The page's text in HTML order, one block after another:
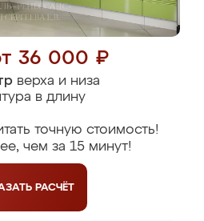
36 000 ₽
верха и низа
в длину
точную стоимость!
чем за 15 минут!
РАСЧЁТ